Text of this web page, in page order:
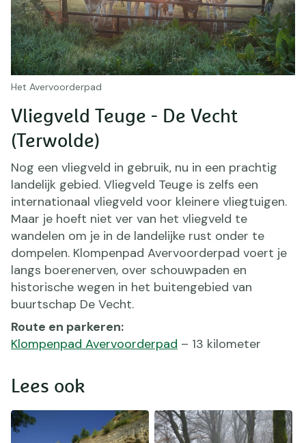
Vliegveld Teuge - De Vecht
(Terwolde)
Nog een vliegveld in gebruik, nu in een prachtig
landelijk gebied. Vliegveld Teuge is zelfs een
internationaal vliegveld voor kleinere vliegtuigen.
Maar je hoeft niet ver van het vliegveld te
wandelen om je in de landelijke rust onder te
dompelen. Klompenpad Avervoorderpad voert je
langs boerenerven, over schouwpaden en
historische wegen in het buitengebied van
buurtschap De Vecht.
Route en parkeren:
Klompenpad Avervoorderpad – 13 kilometer
Het Avervoorderpad
Lees ook